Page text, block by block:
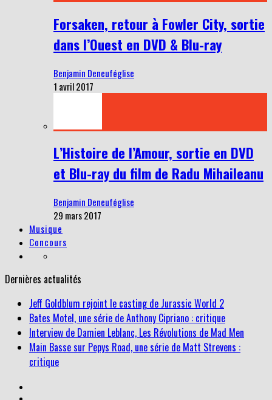
Forsaken, retour à Fowler City, sortie
dans l’Ouest en DVD & Blu-ray
Benjamin Deneuféglise
1 avril 2017
L’Histoire de l’Amour, sortie en DVD
et Blu-ray du film de Radu Mihaileanu
Benjamin Deneuféglise
29 mars 2017
Musique
Concours
Dernières actualités
Jeff Goldblum rejoint le casting de Jurassic World 2
Bates Motel, une série de Anthony Cipriano : critique
Interview de Damien Leblanc, Les Révolutions de Mad Men
Main Basse sur Pepys Road, une série de Matt Strevens :
critique